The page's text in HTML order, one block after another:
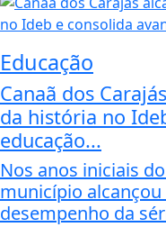
Educação
Canaã dos
da história no
educação...
Nos anos iniciais
município
desempenho da